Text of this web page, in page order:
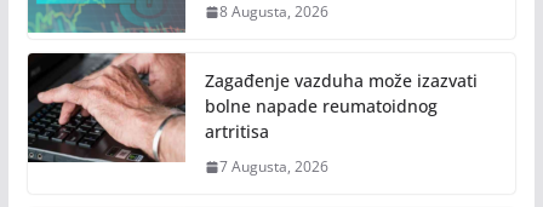
8 Augusta, 2026
Zagađenje vazduha može izazvati
bolne napade reumatoidnog
artritisa
7 Augusta, 2026